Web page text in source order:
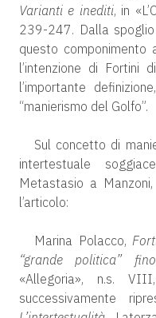
Varianti e inediti, in
239-247. Dalla
questo componimento
l’intenzione di Fortini
l’importante
“manierismo del Golfo”.
Sul concetto di
intertestuale
Metastasio a
l’articolo:
Marina Polacco,
“grande politica”
«Allegoria», n.s.
successivamente